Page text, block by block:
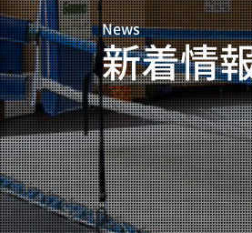
プライベートコー
レンタルスタジオ
名古屋大橋ボクシン
大橋弘政プロフィ
スタッフ紹介
料金案内
設備紹介
News
新着情